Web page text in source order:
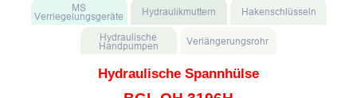
Hydraulische Spannhülse